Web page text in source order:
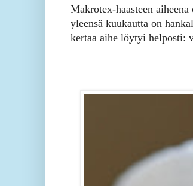
Makrotex-haasteen aiheena
yleensä kuukautta on
kertaa aihe löytyi helposti: